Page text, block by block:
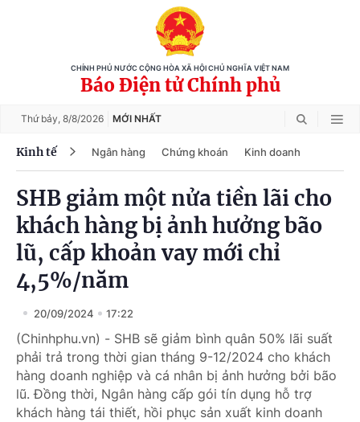
CHÍNH PHỦ NƯỚC CỘNG HÒA XÃ HỘI CHỦ NGHĨA VIỆT NAM
Báo Điện tử Chính phủ
Thứ bảy, 8/8/2026 MỚI NHẤT
Kinh tế Ngân hàng Chứng khoán Kinh doanh
SHB giảm một nửa tiền lãi cho
khách hàng bị ảnh hưởng bão
lũ, cấp khoản vay mới chỉ
4,5%/năm
20/09/2024 17:22
(Chinhphu.vn) - SHB sẽ giảm bình quân 50% lãi suất
phải trả trong thời gian tháng 9-12/2024 cho khách
hàng doanh nghiệp và cá nhân bị ảnh hưởng bởi bão
lũ. Đồng thời, Ngân hàng cấp gói tín dụng hỗ trợ
khách hàng tái thiết, hồi phục sản xuất kinh doanh